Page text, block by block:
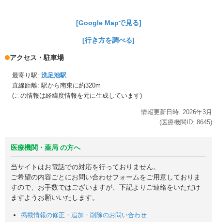
[Google Mapで見る]
[行き方を調べる]
アクセス・駐車場
最寄り駅: 洗足池駅
直線距離: 駅から南東に約320m
(この情報は経緯度情報を元に生成しています)
情報更新日時: 2026年3月
(医療機関ID: 8645)
医療機関・薬局 の方へ
当サイトはお電話での対応を行っておりません。
ご希望の内容ごとにお問い合わせフォームをご用意しておりま
すので、お手数ではございますが、下記よりご連絡をいただけ
ますようお願いいたします。
掲載情報の修正・追加・削除のお問い合わせ